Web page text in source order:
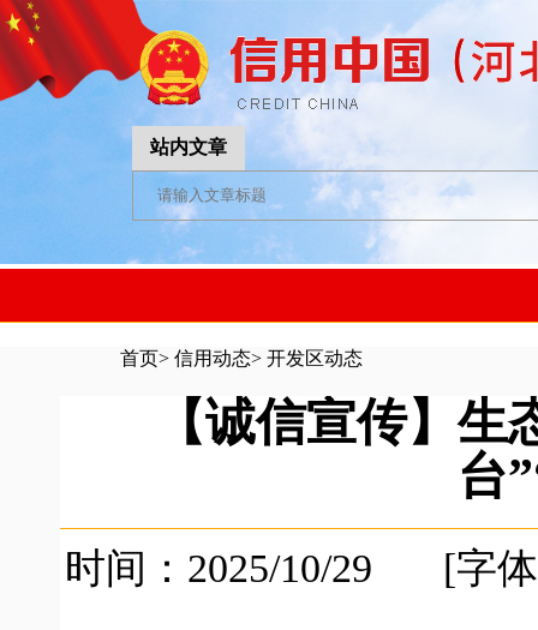
站内文章
首页> 信用动态> 开发区动态
【诚信宣传】
台
时间：2025/10/29 [字